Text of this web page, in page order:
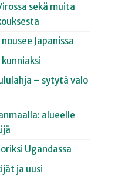
sekä muita
Japanissa
– sytytä valo
alueelle
Ugandassa
ja uusi